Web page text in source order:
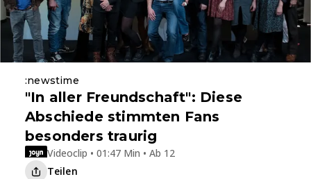
:newstime
"In aller Freundschaft": Diese
Abschiede stimmten Fans
besonders traurig
Videoclip • 01:47 Min • Ab 12
Teilen